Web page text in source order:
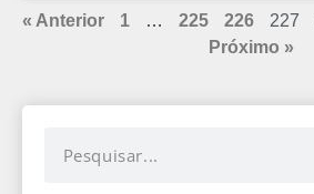
« Anterior 1 … 225 226 227
Próximo »